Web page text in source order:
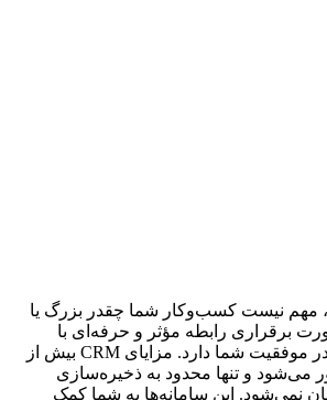
مهم نیست کسب‌وکار شما چقدر بزرگ یا
برقراری رابطه مؤثر و حرفه‌ای با
مشتریان نقش کلیدی در موفقیت شما دارد. مزایای CRM بیش از
می‌شود و تنها محدود به ذخیره‌سازی
نمی‌شود. این سامانه‌ها به شما کمک